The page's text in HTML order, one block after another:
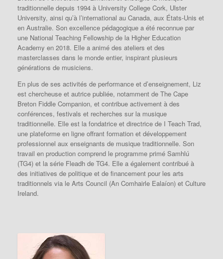
traditionnelle depuis 1994 à University College Cork, Ulster
University, ainsi qu’à l’international au Canada, aux États-Unis et
en Australie. Son excellence pédagogique a été reconnue par
une National Teaching Fellowship de la Higher Education
Academy en 2018. Elle a animé des ateliers et des
masterclasses dans le monde entier, inspirant plusieurs
générations de musiciens.
En plus de ses activités de performance et d’enseignement, Liz
est chercheuse et autrice publiée, notamment de The Cape
Breton Fiddle Companion, et contribue activement à des
conférences, festivals et recherches sur la musique
traditionnelle. Elle est la fondatrice et directrice de I Teach Trad,
une plateforme en ligne offrant formation et développement
professionnel aux enseignants de musique traditionnelle. Son
travail en production comprend le programme primé Samhlú
(TG4) et la série Fleadh de TG4. Elle a également contribué à
des initiatives de politique et de financement pour les arts
traditionnels via le Arts Council (An Comhairle Ealaíon) et Culture
Ireland.